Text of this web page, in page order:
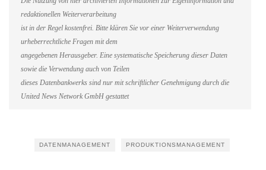
redaktionellen Weiterverarbeitung
ist in der Regel kostenfrei. Bitte klären Sie vor einer Weiterverwendung
urheberrechtliche Fragen mit dem
angegebenen Herausgeber. Eine systematische Speicherung dieser Daten
sowie die Verwendung auch von Teilen
dieses Datenbankwerks sind nur mit schriftlicher Genehmigung durch die
United News Network GmbH gestattet
DATENMANAGEMENT PRODUKTIONSMANAGEMENT